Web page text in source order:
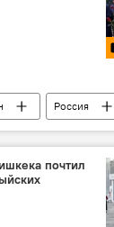
Россия
почтил